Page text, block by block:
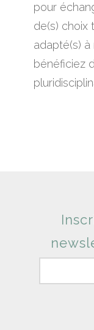
pour
de(s) choix
adapté(s)
bénéficiez